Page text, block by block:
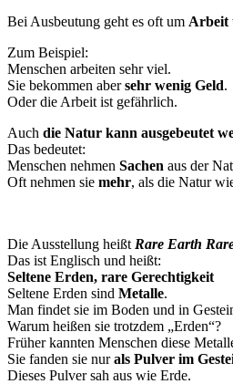
Bei Ausbeutung geht es oft um Arbeit
Zum Beispiel:
Menschen arbeiten sehr viel.
Sie bekommen abersehr wenig Geld.
Oder die Arbeit ist gefährlich.
Auch die Natur kann ausgebeutet
Das bedeutet:
Menschen nehmen Sachen aus der
Oft nehmen sie mehr, als die Natur
Die Ausstellung heißt Rare Earth
Das ist Englisch und heißt:
Seltene Erden, rare Gerechtigkeit
Seltene Erden sind Metalle.
Man findet sie im Boden und in
Warum heißen sie trotzdem „Erden“?
Früher kannten Menschen diese
Sie fanden sie nurals Pulver im
Dieses Pulver sah aus wie Erde.